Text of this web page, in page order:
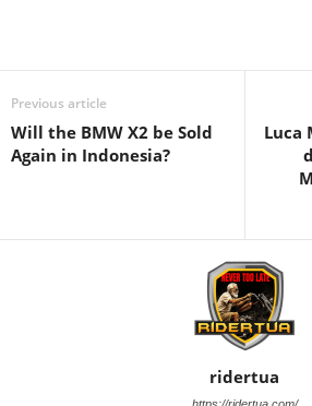
Previous article
Will the BMW X2 be Sold
Again in Indonesia?
Luca
ridertua
https://ridertua.com/